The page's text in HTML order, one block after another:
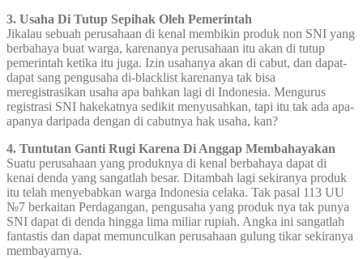
3. Usaha Di Tutup Sepihak Oleh Pemerintah
Jikalau sebuah perusahaan di kenal membikin produk non SNI yang
berbahaya buat warga, karenanya perusahaan itu akan di tutup
pemerintah ketika itu juga. Izin usahanya akan di cabut, dan dapat-
dapat sang pengusaha di-blacklist karenanya tak bisa
meregistrasikan usaha apa bahkan lagi di Indonesia. Mengurus
registrasi SNI hakekatnya sedikit menyusahkan, tapi itu tak ada apa-
apanya daripada dengan di cabutnya hak usaha, kan?
4. Tuntutan Ganti Rugi Karena Di Anggap Membahayakan
Suatu perusahaan yang produknya di kenal berbahaya dapat di
kenai denda yang sangatlah besar. Ditambah lagi sekiranya produk
itu telah menyebabkan warga Indonesia celaka. Tak pasal 113 UU
№7 berkaitan Perdagangan, pengusaha yang produk nya tak punya
SNI dapat di denda hingga lima miliar rupiah. Angka ini sangatlah
fantastis dan dapat memunculkan perusahaan gulung tikar sekiranya
membayarnya.